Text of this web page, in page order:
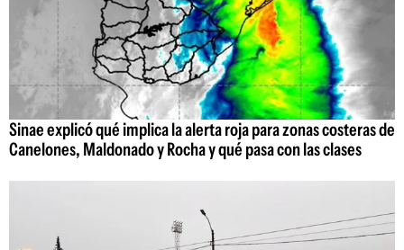
Sinae explicó qué implica la alerta roja para zonas costeras de
Canelones, Maldonado y Rocha y qué pasa con las clases